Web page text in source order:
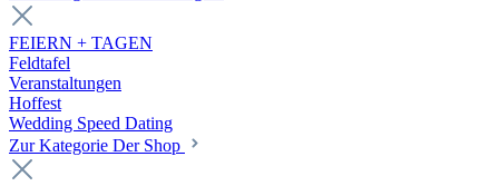
FEIERN + TAGEN
Feldtafel
Veranstaltungen
Hoffest
Wedding Speed Dating
Zur Kategorie Der Shop